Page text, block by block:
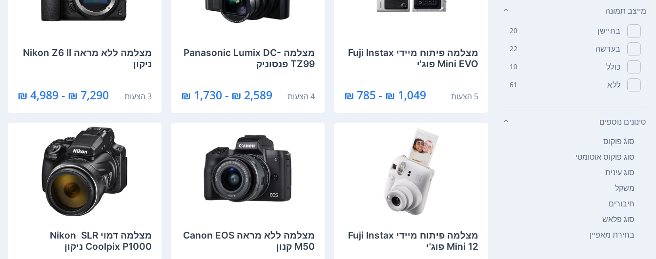
מייצב תמונה
בחיישן 20
בעדשה 22
כולל 10
ללא 61
סינונים נוספים
סוג פוקוס
סוג פוקוס אוטומטי
סוג עינית
משקל
חיבורים
סוג פלאש
בחירת מאפיין
מצלמה ‏פיתוח מיידי Fuji Instax
Mini EVO פוג'י
5 הצעות 1,049 ₪ - 785 ₪
מצלמה Panasonic Lumix DC-
TZ99 פנסוניק
4 הצעות 2,589 ₪ - 1,730 ₪
מצלמה ‏ללא מראה Nikon Z6 II
ניקון
3 הצעות 7,290 ₪ - 4,989 ₪
מצלמה ‏פיתוח מיידי Fuji Instax
Mini 12 פוג'י
מצלמה ‏ללא מראה Canon EOS
M50 קנון
מצלמה דמוי SLR ‏ Nikon
Coolpix P1000 ניקון